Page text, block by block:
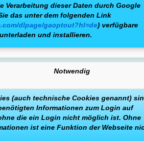
Verarbeitung dieser Daten durch Google
das unter dem folgenden Link
dlpage/gaoptout?hl=de) verfügbare
und installieren.
Notwendig
(auch technische Cookies genannt)
Informationen zum Login auf
die ein Login nicht möglich ist. Ohne
ist eine Funktion der Webseite